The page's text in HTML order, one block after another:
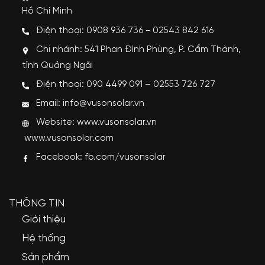
Hồ Chí Minh
Điện thoại: 0908 936 736 - 02543 842 616
Chi nhánh: 541 Phan Đình Phùng, P. Cẩm Thành,
tỉnh Quảng Ngãi
Điện thoại: 090 4499 091 – 02553 726 727
Email: info@vusonsolar.vn
Website:www.vusonsolar.vn
www.vusonsolar.com
Facebook: fb.com/vusonsolar
THÔNG TIN
Giới thiệu
Hệ thống
Sản phẩm